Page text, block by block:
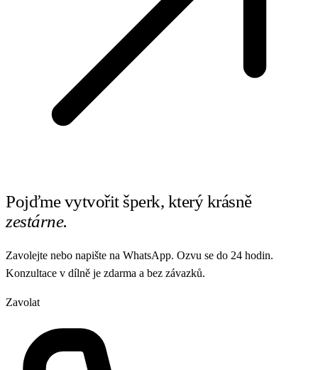
Pojďme vytvořit šperk, který krásně
zestárne.
Zavolejte nebo napište na WhatsApp. Ozvu se do 24 hodin.
Konzultace v dílně je zdarma a bez závazků.
Zavolat